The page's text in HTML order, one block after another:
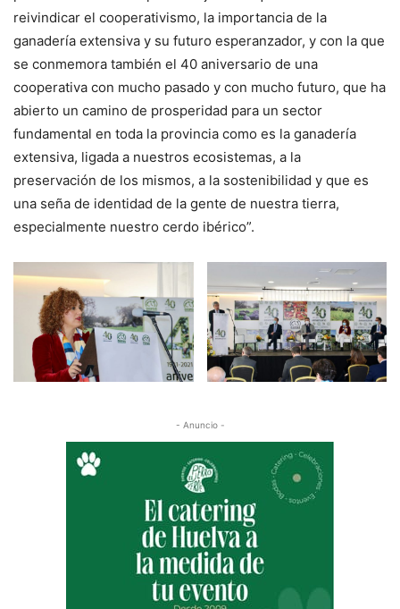
reivindicar el cooperativismo, la importancia de la
ganadería extensiva y su futuro esperanzador, y con la que
se conmemora también el 40 aniversario de una
cooperativa con mucho pasado y con mucho futuro, que ha
abierto un camino de prosperidad para un sector
fundamental en toda la provincia como es la ganadería
extensiva, ligada a nuestros ecosistemas, a la
preservación de los mismos, a la sostenibilidad y que es
una seña de identidad de la gente de nuestra tierra,
especialmente nuestro cerdo ibérico”.
- Anuncio -